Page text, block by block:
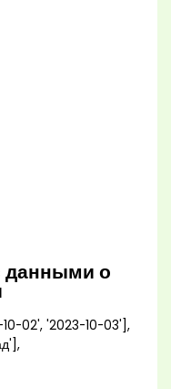
данными о
02', '2023-10-03'],